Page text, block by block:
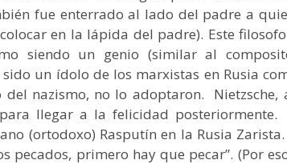
fue enterrado al lado del padre a
en la lápida del padre). Este
siendo un genio (similar al
un ídolo de los marxistas en Rusia
nazismo, no lo adoptaron. Nietzsche,
llegar a la felicidad
(ortodoxo) Rasputín en la Rusia
pecados, primero hay que pecar”. (Por